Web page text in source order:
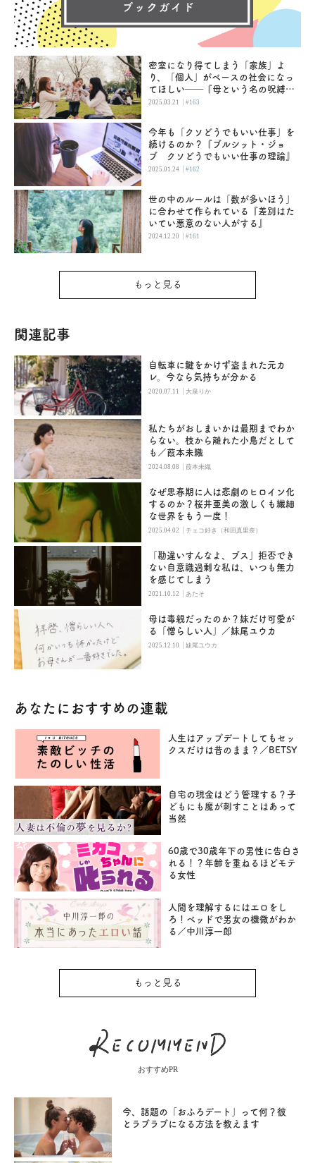
密室になり得てしまう「家族」よ
り、「個人」がベースの社会になっ
てほしい――『母という名の呪縛
娘という牢獄』
2025.03.21 |#163
今年も「クソどうでもいい仕事」を
続けるのか？『ブルシット・ジョ
ブ クソどうでもいい仕事の理論』
2025.01.24 |#162
世の中のルールは「数が多いほう」
に合わせて作られている『差別はた
いてい悪意のない人がする』
2024.12.20 |#161
もっと見る
関連記事
自転車に鍵をかけず盗まれた元カ
レ。今なら気持ちが分かる
2020.07.11 |大泉りか
私たちがおしまいかは最期までわか
らない。枝から離れた小鳥だとして
も／葭本未織
2024.08.08 |葭本未織
なぜ思春期に人は悲劇のヒロイン化
するのか？桜井亜美の激しくも繊細
な世界をもう一度！
2025.04.02 |チェコ好き（和田真里奈）
「勘違いすんなよ、ブス」拒否でき
ない自意識過剰な私は、いつも無力
を感じてしまう
2021.10.12 |あたそ
母は毒親だったのか？妹だけ可愛が
る「憎らしい人」／妹尾ユウカ
2025.12.10 |妹尾ユウカ
あなたにおすすめの連載
人生はアップデートしてもセッ
クスだけは昔のまま？／BETSY
自宅の現金はどう管理する？子
どもにも魔が刺すことはあって
当然
60歳で30歳年下の男性に告白さ
れる！？年齢を重ねるほどモテ
る女性
人間を理解するにはエロをし
ろ！ベッドで男女の機微がわか
る／中川淳一郎
もっと見る
おすすめPR
今、話題の「おふろデート」って何？彼
とラブラブになる方法を教えます